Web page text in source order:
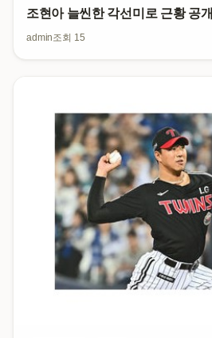
조현아 늘씬한 각선미로 근황 공개
admin조회 15